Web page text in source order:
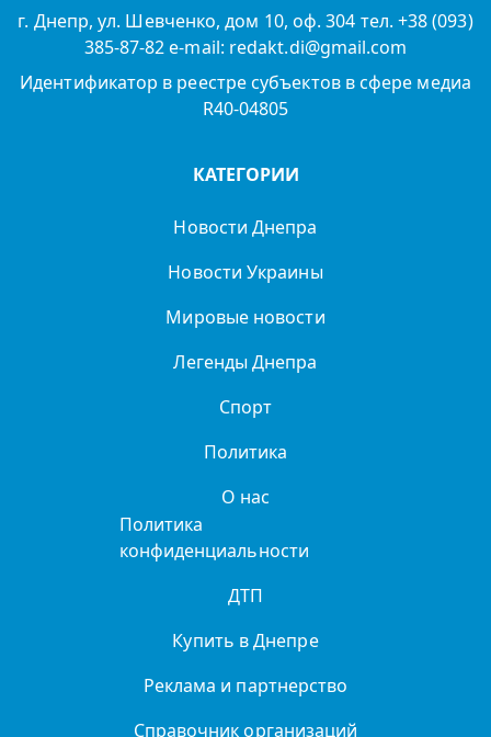
г. Днепр, ул. Шевченко, дом 10, оф. 304 тел. +38 (093)
385-87-82 e-mail: redakt.di@gmail.com
Идентификатор в реестре субъектов в сфере медиа
R40-04805
КАТЕГОРИИ
Новости Днепра
Новости Украины
Мировые новости
Легенды Днепра
Спорт
Политика
О нас
Политика
конфиденциальности
ДТП
Купить в Днепре
Реклама и партнерство
Справочник организаций